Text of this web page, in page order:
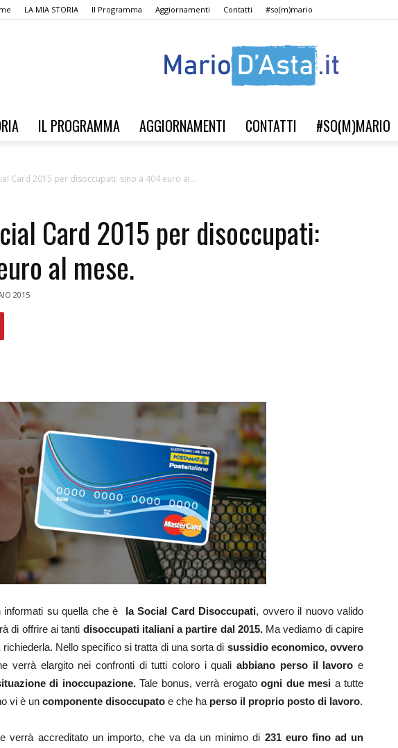
LA MIA STORIA Il Programma Aggiornamenti Contatti #so(m)mario
il
IL PROGRAMMA AGGIORNAMENTI CONTATTI #SO(M)MARIO
Card 2015 per disoccupati: sino a 404 euro al...
Card 2015 per disoccupati:
al mese.
2015
informati su quella che è la Social Card Disoccupati, ovvero il nuovo valido
di offrire ai tanti disoccupati italiani a partire dal 2015.Ma vediamo di capire
Nello specifico si tratta di una sorta di sussidio economico, ovvero
verrà elargito nei confronti di tutti coloro i qualiabbiano perso il lavoro e
di inoccupazione.Tale bonus, verrà erogato ogni due mesi a tutte
vi è un componente disoccupato e che ha perso il proprio posto di lavoro.
verrà accreditato un importo, che va da un minimo di 231 euro fino ad un